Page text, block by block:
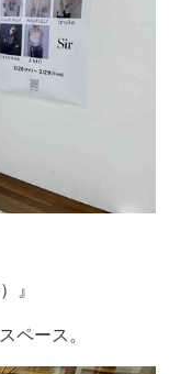
』
ペース。